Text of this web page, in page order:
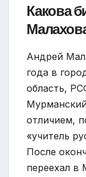
Какова
Андрей
года в
область,
отличием,
«учитель
После
переехал в